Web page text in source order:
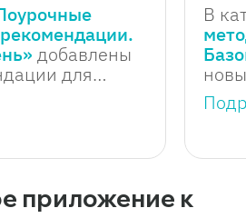
добавлены
для
В
8
приложение к